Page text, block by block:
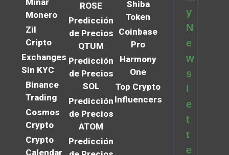
Monero
Zil
Cripto
Exchanges
Sin KYC
Binance
Trading
Cosmos
Crypto
Crypto
Calendar
ROSE
Predicción
de Precios
QTUM
Predicción
de Precios
SOL
Predicción
de Precios
ATOM
Predicción
Shiba
Token
Coinbase
Pro
Harmony
One
Top Crypto
Influencers
y
N
e
w
s
e
t
t
e